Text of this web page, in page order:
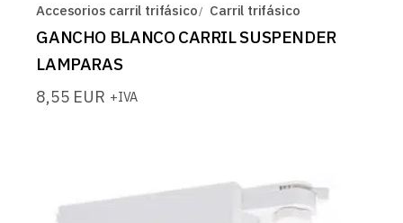
Accesorios carril trifásico Carril trifásico
GANCHO BLANCO CARRIL SUSPENDER
LAMPARAS
8,55 EUR +IVA